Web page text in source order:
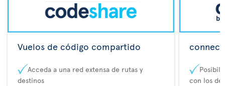
Vuelos de código compartido
Acceda a una red extensa de rutas y
destinos
con los de